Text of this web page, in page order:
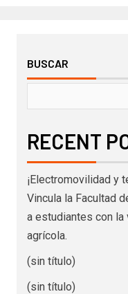
BUSCAR
RECENT
¡Electromovilidad y
Vincula la Facultad
a estudiantes con la
agrícola.
(sin título)
(sin título)